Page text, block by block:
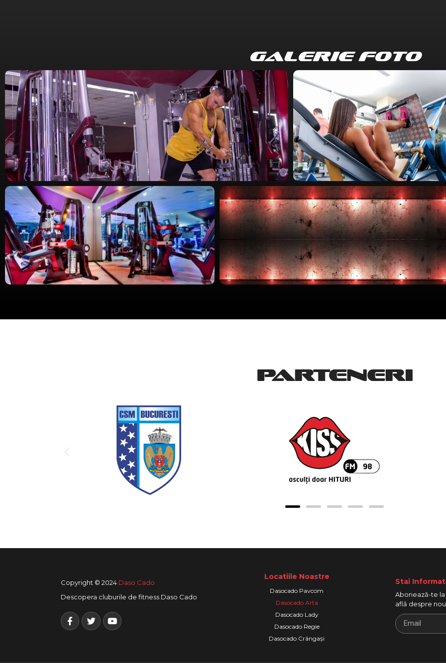
GALERIE FOTO
PARTENERI
Copyright © 2024 Daso Cado
Descopera cluburile de fitness Daso Cado
Locatiile Noastre
Dasocado Pavcom
Dasocado Arta
Dasocado Lady
Dasocado Regie
Dasocado Crângași
Stai Informat
Abonează-te
află despre